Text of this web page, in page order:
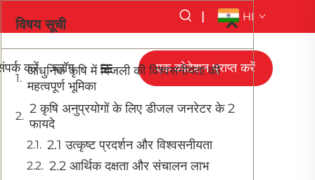
| HI
करें ब्लॉग एक कोटेशन प्राप्त करें
विषय सूची
आधुनिक कृषि में बिजली की विश्वसनीयता की
महत्वपूर्ण भूमिका
2 कृषि अनुप्रयोगों के लिए डीजल जनरेटर के 2
फायदे
2.1 उत्कृष्ट प्रदर्शन और विश्वसनीयता
2.2 आर्थिक दक्षता और संचालन लाभ